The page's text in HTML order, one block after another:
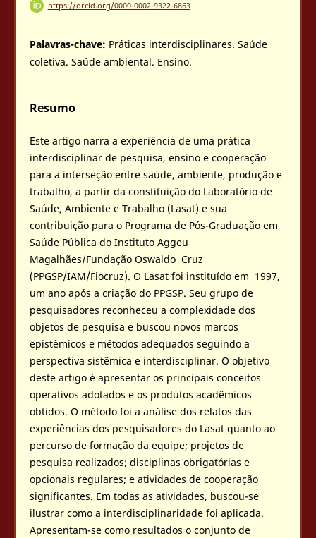
https://orcid.org/0000-0002-9322-6863
Palavras-chave: Práticas interdisciplinares. Saúde
coletiva. Saúde ambiental. Ensino.
Resumo
Este artigo narra a experiência de uma prática
interdisciplinar de pesquisa, ensino e cooperação
para a interseção entre saúde, ambiente, produção e
trabalho, a partir da constituição do Laboratório de
Saúde, Ambiente e Trabalho (Lasat) e sua
contribuição para o Programa de Pós-Graduação em
Saúde Pública do Instituto Aggeu
Magalhães/Fundação Oswaldo Cruz
(PPGSP/IAM/Fiocruz). O Lasat foi instituído em 1997,
um ano após a criação do PPGSP. Seu grupo de
pesquisadores reconheceu a complexidade dos
objetos de pesquisa e buscou novos marcos
epistêmicos e métodos adequados seguindo a
perspectiva sistêmica e interdisciplinar. O objetivo
deste artigo é apresentar os principais conceitos
operativos adotados e os produtos acadêmicos
obtidos. O método foi a análise dos relatos das
experiências dos pesquisadores do Lasat quanto ao
percurso de formação da equipe; projetos de
pesquisa realizados; disciplinas obrigatórias e
opcionais regulares; e atividades de cooperação
significantes. Em todas as atividades, buscou-se
ilustrar como a interdisciplinaridade foi aplicada.
Apresentam-se como resultados o conjunto de